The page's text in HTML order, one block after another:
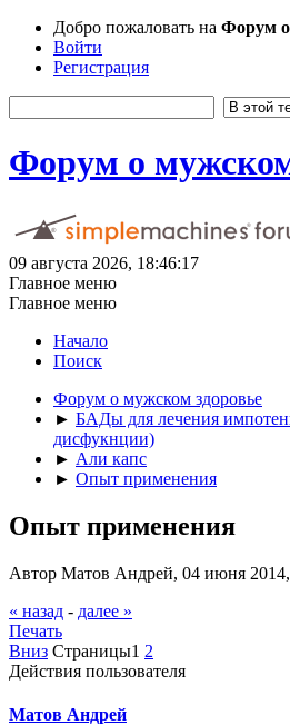
Добро пожаловать на Форум о
Войти
Регистрация
Форум о
09 августа 2026, 18:46:17
Главное меню
Главное меню
Начало
Поиск
Форум о мужском здоровье
► БАДы для лечения
дисфукнции)
► Али капс
► Опыт применения
Опыт применения
Автор Матов Андрей, 04 июня
« назад - далее »
Печать
Вниз Страницы1 2
Действия пользователя
Матов Андрей